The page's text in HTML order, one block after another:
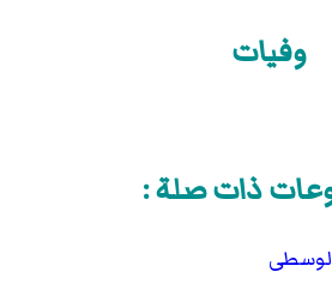
وفيات
ذات صلة :